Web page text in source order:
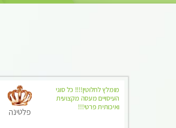
מומלץ לחלוטין!!!! כל סוגי
העיסויים מעסה מקצועית
ואיכותית פרטי!!!
פלטינה